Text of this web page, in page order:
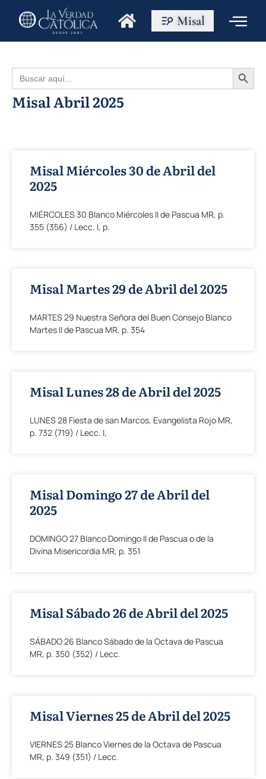
Misal
Buscar: Botón de
Misal Abril 2025
Misal Miércoles 30 de Abril del
2025
MIÉRCOLES 30 Blanco Miércoles II de Pascua MR, p.
355 (356) / Lecc. I, p.
Misal Martes 29 de Abril del 2025
MARTES 29 Nuestra Señora del Buen Consejo Blanco
Martes II de Pascua MR, p. 354
Misal Lunes 28 de Abril del 2025
LUNES 28 Fiesta de san Marcos, Evangelista Rojo MR,
p. 732 (719) / Lecc. I,
Misal Domingo 27 de Abril del
2025
DOMINGO 27 Blanco Domingo II de Pascua o de la
Divina Misericordia MR, p. 351
Misal Sábado 26 de Abril del 2025
SÁBADO 26 Blanco Sábado de la Octava de Pascua
MR, p. 350 (352) / Lecc.
Misal Viernes 25 de Abril del 2025
VIERNES 25 Blanco Viernes de la Octava de Pascua
MR, p. 349 (351) / Lecc.